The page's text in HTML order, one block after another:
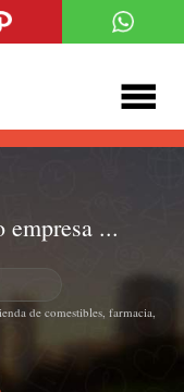
...
de comestibles, farmacia,